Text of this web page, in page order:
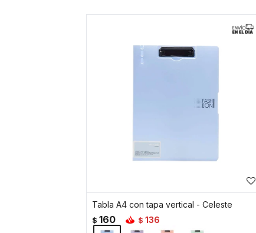
Tabla A4 con tapa vertical - Celeste
$ 160 $ 136